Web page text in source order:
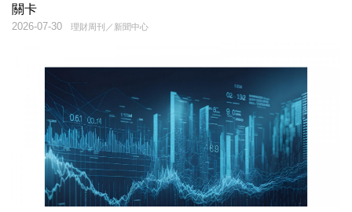
關卡
理財周刊／新聞中心
2026-07-30